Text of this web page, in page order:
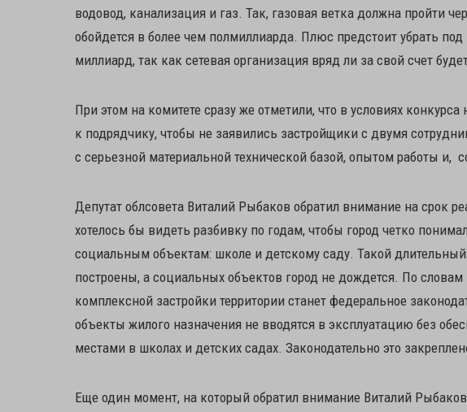
водовод, канализация и газ. Так, газовая ветка должна пройти
обойдется в более чем полмиллиарда. Плюс предстоит убрать
миллиард, так как сетевая организация вряд ли за свой счет
При этом на комитете сразу же отметили, что в условиях
к подрядчику, чтобы не заявились застройщики с двумя
с серьезной материальной технической базой, опытом работы и,
Депутат облсовета Виталий Рыбаков обратил внимание на срок
хотелось бы видеть разбивку по годам, чтобы город четко
социальным объектам: школе и детскому саду. Такой
построены, а социальных объектов город не дождется. По
комплексной застройки территории станет федеральное
объекты жилого назначения не вводятся в эксплуатацию без
местами в школах и детских садах. Законодательно это
Еще один момент, на который обратил внимание Виталий